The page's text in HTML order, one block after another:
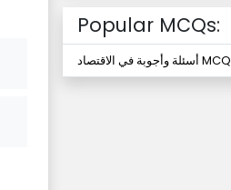
Popular MCQs:
أسئلة وأجوبة في الاقتصاد MCQ